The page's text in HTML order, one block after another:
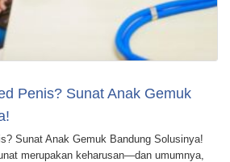
Penis? Sunat Anak Gemuk
Sunat Anak Gemuk Bandung Solusinya!
merupakan keharusan—dan umumnya,